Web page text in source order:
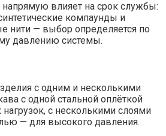
напрямую влияет на срок службы:
компаунды и
нити — выбор определяется по
давлению системы.
с одним и несколькими
с одной стальной оплёткой
нагрузок, с несколькими слоями
— для высокого давления.